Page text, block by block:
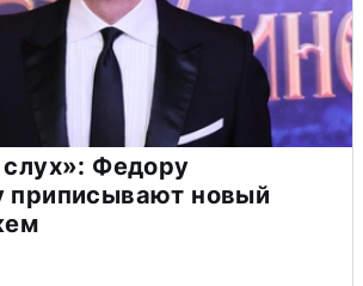
Федору
приписывают новый